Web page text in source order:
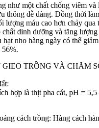
như một chất chống viêm và
thông dễ dàng. Đồng thời
lượng máu cao hơn chảy qua
chất dinh dưỡng và tăng
hạt nho hàng ngày có thể
56%.
TRỒNG VÀ CHĂM
hợp là thịt pha cát, pH = 5,5
cách trồng: Hàng cách